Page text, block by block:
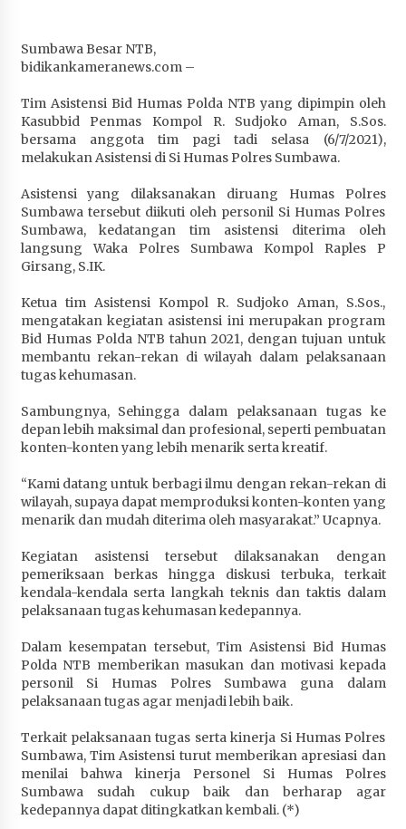
Wabup Ansori Apresiasi Rekomendasi dan
4 minggu ago
Bupati Sumbawa Lepas 487 Atlet dari Berbagai
NTB 2026
4 minggu ago
BAZNAS Kabupaten Sumbawa Salurkan Bantuan
Program 100 Mustahik Per Desa di Desa Teluk
4 minggu ago
Dosen UTS Siap Kembangkan Inovasi Lewat
Pelatihan PDPP 2026 Bali
4 minggu ago
Terapkan “Polantas Menyapa”, Satlantas Polres
Sumbawa Berupaya Wujudkan Pelayanan
Kepolisian yang Profesional
4 minggu ago
Capaian Program Pemerintah Kabupaten
4 minggu ago
Sumbawa Besar NTB,
bidikankameranews.com –
Tim Asistensi Bid Humas Polda NTB yang dipimpin oleh
Kasubbid Penmas Kompol R. Sudjoko Aman, S.Sos.
bersama anggota tim pagi tadi selasa (6/7/2021),
melakukan Asistensi di Si Humas Polres Sumbawa.
Asistensi yang dilaksanakan diruang Humas Polres
Sumbawa tersebut diikuti oleh personil Si Humas Polres
Sumbawa, kedatangan tim asistensi diterima oleh
langsung Waka Polres Sumbawa Kompol Raples P
Girsang, S.IK.
Ketua tim Asistensi Kompol R. Sudjoko Aman, S.Sos.,
mengatakan kegiatan asistensi ini merupakan program
Bid Humas Polda NTB tahun 2021, dengan tujuan untuk
membantu rekan-rekan di wilayah dalam pelaksanaan
tugas kehumasan.
Sambungnya, Sehingga dalam pelaksanaan tugas ke
depan lebih maksimal dan profesional, seperti pembuatan
konten-konten yang lebih menarik serta kreatif.
“Kami datang untuk berbagi ilmu dengan rekan-rekan di
wilayah, supaya dapat memproduksi konten-konten yang
menarik dan mudah diterima oleh masyarakat.” Ucapnya.
Kegiatan asistensi tersebut dilaksanakan dengan
pemeriksaan berkas hingga diskusi terbuka, terkait
kendala-kendala serta langkah teknis dan taktis dalam
pelaksanaan tugas kehumasan kedepannya.
Dalam kesempatan tersebut, Tim Asistensi Bid Humas
Polda NTB memberikan masukan dan motivasi kepada
personil Si Humas Polres Sumbawa guna dalam
pelaksanaan tugas agar menjadi lebih baik.
Terkait pelaksanaan tugas serta kinerja Si Humas Polres
Sumbawa, Tim Asistensi turut memberikan apresiasi dan
menilai bahwa kinerja Personel Si Humas Polres
Sumbawa sudah cukup baik dan berharap agar
kedepannya dapat ditingkatkan kembali. (*)